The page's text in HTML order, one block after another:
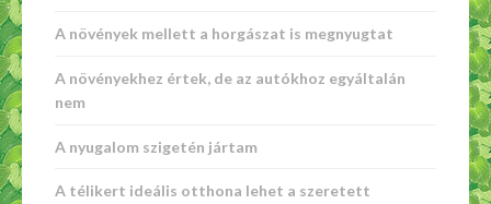
A növények mellett a horgászat is megnyugtat
A növényekhez értek, de az autókhoz egyáltalán
nem
A nyugalom szigetén jártam
A télikert ideális otthona lehet a szeretett